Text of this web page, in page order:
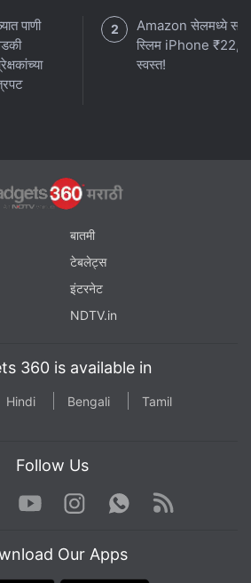
पाणी
Amazon सेलमध्ये
स्लिम iPhone
स्वस्त!
बातमी
टेबलेट्स
इंटरनेट
NDTV.in
360 is available in
Hindi Bengali Tamil
Follow Us
TwitterYoutube
Instagram WhatsApp
Rss
Our Apps